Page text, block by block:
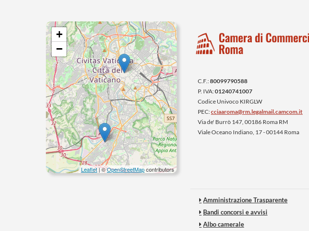
+
−
Leaflet| ©OpenStreetMapcontributors
C.F.:80099790588
P. IVA:01240741007
Codice Univoco KIRGLW
PEC:cciaaroma@rm.legalmail.camcom.it
Via de' Burrò 147, 00186 Roma RM
Viale Oceano Indiano, 17 - 00144 Roma
Amministrazione Trasparente
Bandi concorsi e avvisi
Albo camerale